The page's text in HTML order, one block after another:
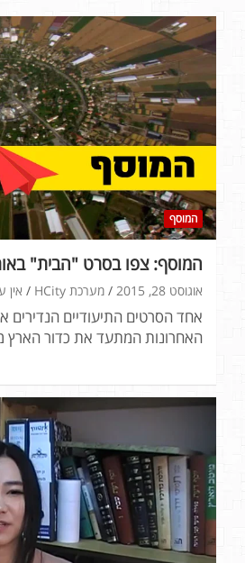
המוסף
המוסף: צפו בסרט "הבית"
אוגוסט 28, 2015 מערכת HCity אין
אחד הסרטים התיעודיים הנדירים
האחרונות המתעד את כדור הארץ